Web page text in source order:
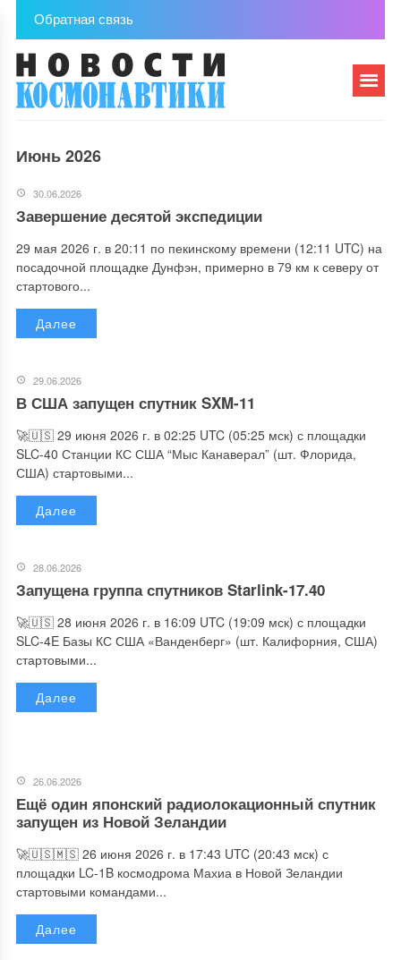
Обратная связь
Июнь 2026
30.06.2026
Завершение десятой экспедиции
29 мая 2026 г. в 20:11 по пекинскому времени (12:11 UTC) на
посадочной площадке Дунфэн, примерно в 79 км к северу от
стартового...
Далее
29.06.2026
В США запущен спутник SXM-11
🚀🇺🇸 29 июня 2026 г. в 02:25 UTC (05:25 мск) с площадки
SLC-40 Станции КС США “Мыс Канаверал” (шт. Флорида,
США) стартовыми...
Далее
28.06.2026
Запущена группа спутников Starlink-17.40
🚀🇺🇸 28 июня 2026 г. в 16:09 UTC (19:09 мск) с площадки
SLC-4E Базы КС США «Ванденберг» (шт. Калифорния, США)
стартовыми...
Далее
26.06.2026
Ещё один японский радиолокационный спутник
запущен из Новой Зеландии
🚀🇺🇸🇲🇸 26 июня 2026 г. в 17:43 UTC (20:43 мск) с
площадки LC-1B космодрома Махиа в Новой Зеландии
стартовыми командами...
Далее